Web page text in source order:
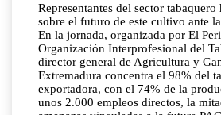
Representantes del sector
sobre el futuro de este cultivo ante
En la jornada, organizada por El
Organización Interprofesional del
director general de Agricultura y
Extremadura concentra el 98% del
exportadora, con el 74% de la
unos 2.000 empleos directos, la